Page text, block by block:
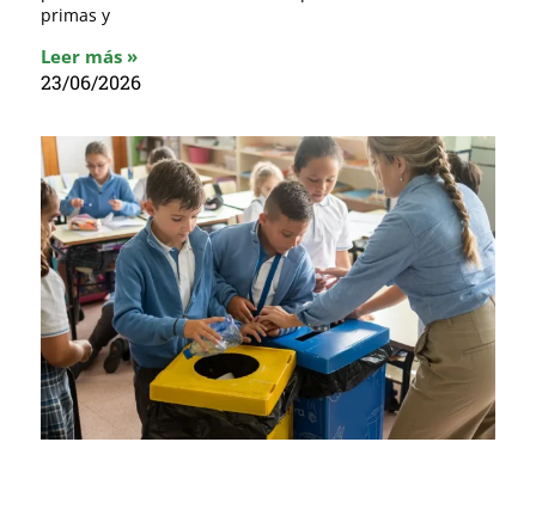
primas y
Leer más »
23/06/2026